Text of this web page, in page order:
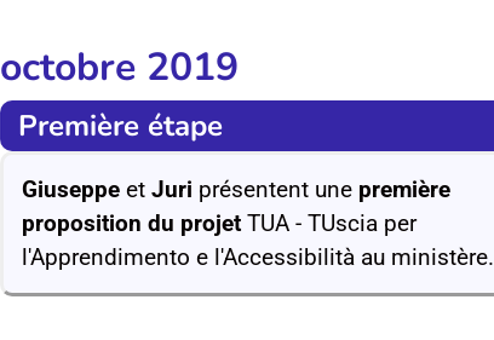
octobre 2019
Première étape
Giuseppe etJuri présentent une première
proposition du projetTUA - TUscia per
l'Apprendimento e l'Accessibilità au ministère.